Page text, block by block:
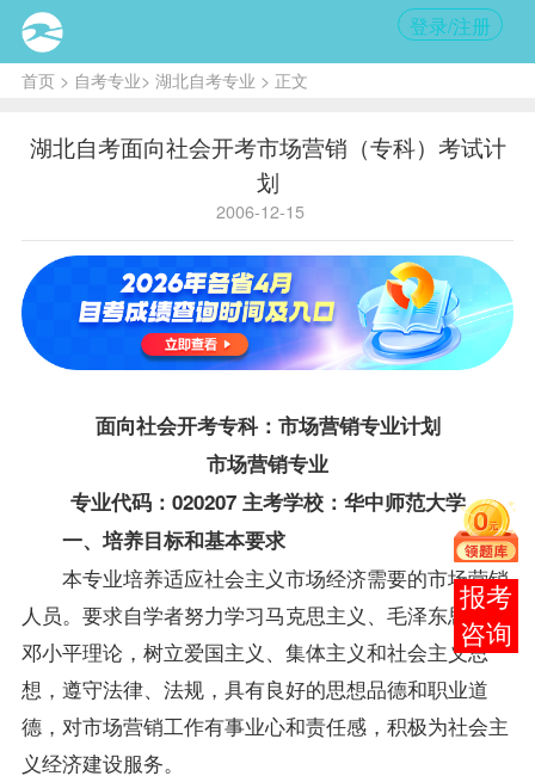
登录/注册
首页> 自考专业> 湖北自考专业 > 正文
湖北自考面向社会开考市场营销（专科）考试计
划
2006-12-15
面向社会开考专科： 市场营销专业计划
市场营销专业
专业代码：020207 主考学校：华中师范大学
一、培养目标和基本要求
本专业培养适应社会主义市场经济需要的市场营销
人员。要求自学者努力学习马克思主义、毛泽东思想和
邓小平理论，树立爱国主义、集体主义和社会主义思
想，遵守法律、法规，具有良好的思想品德和职业道
德，对市场营销工作有事业心和责任感，积极为社会主
义经济建设服务。
报考
咨询